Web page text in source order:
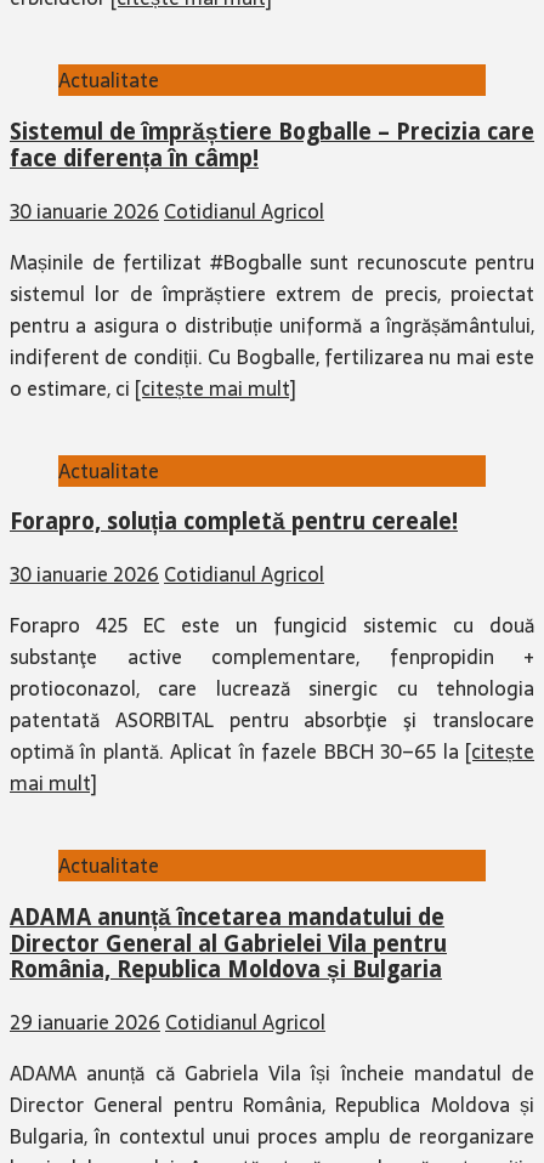
Sistemul de împrăștiere Bogballe – Precizia care
face diferența în câmp!
30 ianuarie 2026Cotidianul Agricol
Mașinile de fertilizat #Bogballe sunt recunoscute pentru
sistemul lor de împrăștiere extrem de precis, proiectat
pentru a asigura o distribuție uniformă a îngrășământului,
indiferent de condiții. Cu Bogballe, fertilizarea nu mai este
o estimare, ci [citește mai mult]
Forapro, soluția completă pentru cereale!
30 ianuarie 2026Cotidianul Agricol
Forapro 425 EC este un fungicid sistemic cu două
substanţe active complementare, fenpropidin +
protioconazol, care lucrează sinergic cu tehnologia
patentată ASORBITAL pentru absorbţie şi translocare
optimă în plantă. Aplicat în fazele BBCH 30–65 la[citește
mai mult]
ADAMA anunță încetarea mandatului de
Director General al Gabrielei Vila pentru
România, Republica Moldova și Bulgaria
29 ianuarie 2026Cotidianul Agricol
ADAMA anunță că Gabriela Vila își încheie mandatul de
Director General pentru România, Republica Moldova și
Bulgaria, în contextul unui proces amplu de reorganizare
la nivelul grupului. Această etapă marchează o tranziție